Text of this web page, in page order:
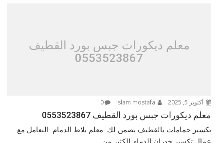
معلم ديكورات جبس بورد القطيف
0553523867
أكتوبر 5, 2025 0
معلم ديكورات جبس بورد القطيف 0553523867
تكسير حمامات بالقطيف يضمن لك معلم بلاط الدمام التعامل مع
عمال تكسير جدران الدمام الكثير من...